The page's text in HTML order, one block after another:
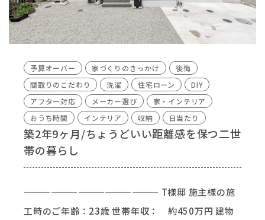
予算オーバー 家づくりのきっかけ
後悔
間取りのこだわり
洗濯 住宅ローン
DIY
アフター対応
メーカー選び
家・インテリア
おうち時間
インテリア 収納 日当たり
築2年9ヶ月/ちょうどいい距離感を保つ二世
帯の暮らし
——————————————— T様邸 施主様の施
工時のご年齢：23歳 世帯年収： 約450万円 建物